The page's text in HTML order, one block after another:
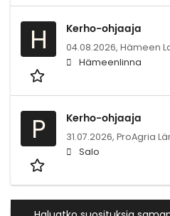
H Kerho-ohjaaja
04.08.2026, Hämeen
Hämeenlinna
P Kerho-ohjaaja
31.07.2026, ProAgria
Salo